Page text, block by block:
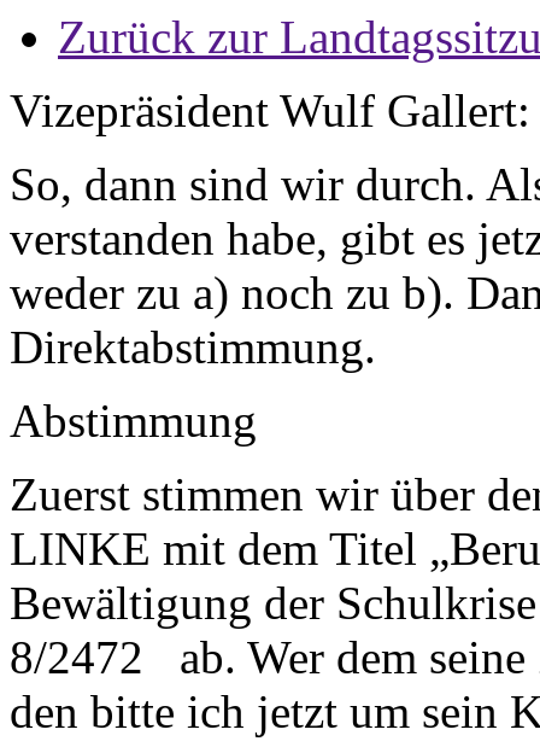
Zurück zur
Vizepräsident Wulf Gallert:
So, dann sind wir durch.
verstanden habe, gibt es
weder zu a) noch zu b).
Direktabstimmung.
Abstimmung
Zuerst stimmen wir über
LINKE mit dem Titel
Bewältigung der
8/2472 ab. Wer dem
den bitte ich jetzt um sein